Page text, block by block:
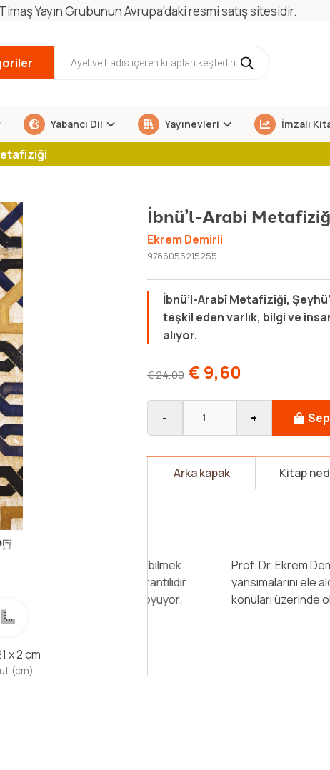
Timaş Yayın Grubunun Avrupa'daki resmi satış sitesidir.
Yabancı Dil Yayınevleri İmzalı
x 2 cm
(cm)
İbnü’l-Arabi
Ekrem Demirli
9786055215255
İbnü’l-Arabî Metafiziği,
teşkil eden varlık, bilgi ve
alıyor.
€24,00 € 9,60
- +
Arka kapak Kitap
ve bu sebeple Türkiye’de
isimlerdendir. İbnü’l-Arabî